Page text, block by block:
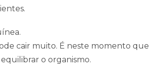
cair muito. É neste momento que
o organismo.